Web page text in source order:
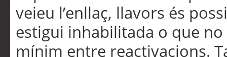
veieu l’enllaç, llavors és
estigui inhabilitada o que
mínim entre reactivacions.